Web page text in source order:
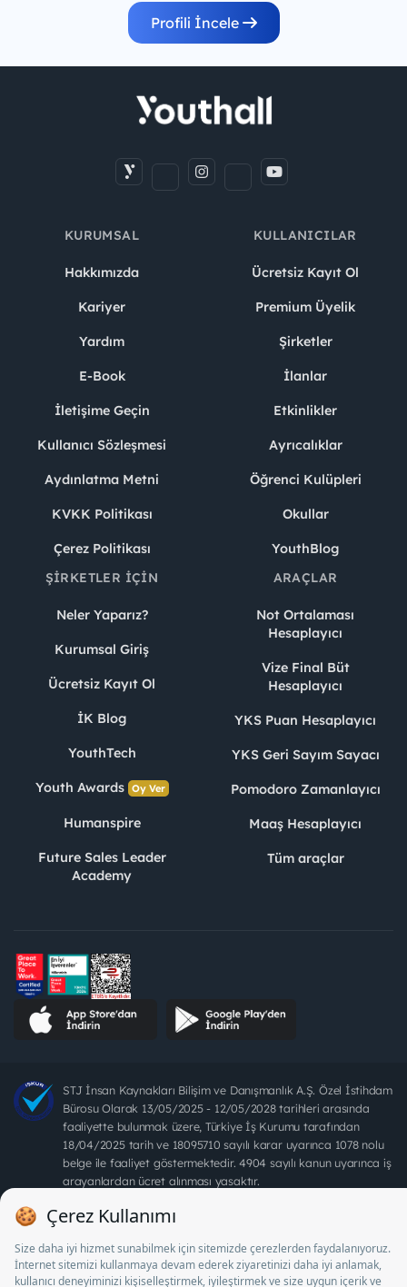
Profili İncele
KURUMSAL
Hakkımızda
Kariyer
Yardım
E-Book
İletişime Geçin
Kullanıcı Sözleşmesi
Aydınlatma Metni
KVKK Politikası
Çerez Politikası
KULLANICILAR
Ücretsiz Kayıt Ol
Premium Üyelik
Şirketler
İlanlar
Etkinlikler
Ayrıcalıklar
Öğrenci Kulüpleri
Okullar
YouthBlog
ŞIRKETLER İÇIN
Neler Yaparız?
Kurumsal Giriş
Ücretsiz Kayıt Ol
İK Blog
YouthTech
Youth Awards Oy Ver
Humanspire
Future Sales Leader
Academy
ARAÇLAR
Not Ortalaması
Hesaplayıcı
Vize Final Büt
Hesaplayıcı
YKS Puan Hesaplayıcı
YKS Geri Sayım Sayacı
Pomodoro Zamanlayıcı
Maaş Hesaplayıcı
Tüm araçlar
STJ İnsan Kaynakları Bilişim ve Danışmanlık A.Ş. Özel İstihdam
Bürosu Olarak 13/05/2025 - 12/05/2028 tarihleri arasında
faaliyette bulunmak üzere, Türkiye İş Kurumu tarafından
18/04/2025 tarih ve 18095710 sayılı karar uyarınca 1078 nolu
belge ile faaliyet göstermektedir. 4904 sayılı kanun uyarınca iş
arayanlardan ücret alınması yasaktır.